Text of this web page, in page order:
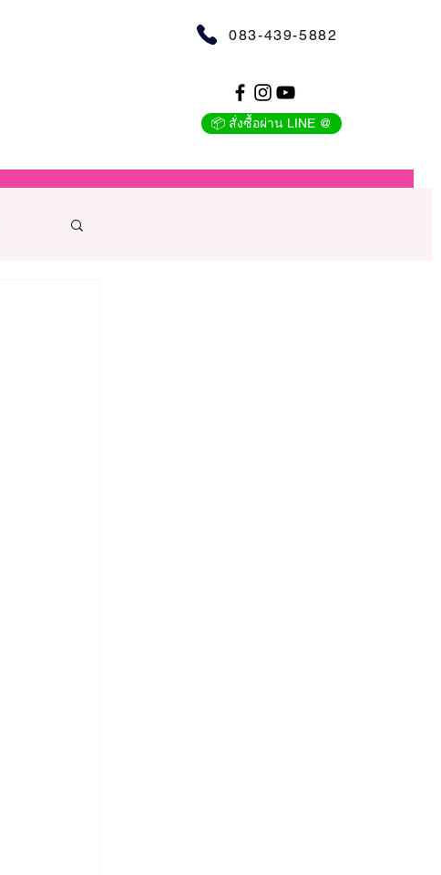
083-439-5882
📦 สั่งซื้อผ่าน LINE @